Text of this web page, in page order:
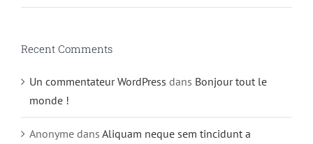
Recent Comments
Un commentateur WordPress dans Bonjour tout le
monde !
Anonyme dans Aliquam neque sem tincidunt a